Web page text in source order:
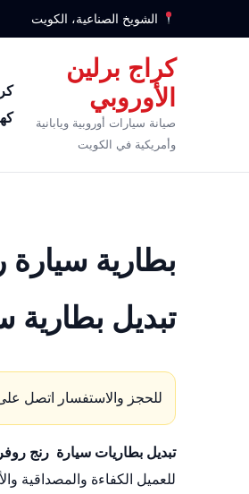
الشويخ الصناعية، الكويت
كراج برلين
الأوروبي
صيانة سيارات أوروبية ويابانية
وأمريكية في الكويت
تبديل بطارية
للحجز والاستفسار اتصل
تبديل بطاريات سيارة رنج
للعميل الكفاءة والمصداقية